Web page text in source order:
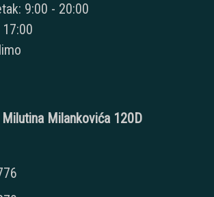
9:00 - 20:00
Milankovića 120D